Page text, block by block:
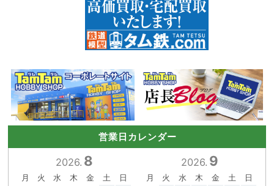
営業日カレンダー
2026. 8
月 火 水 木 金 土
日
2026. 9
月 火 水 木 金 土
日